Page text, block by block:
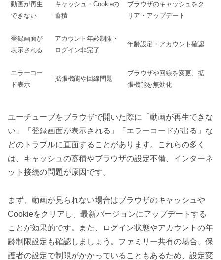
動画が再生
できない
キャッシュ・Cookieの
蓄積
ブラウザのキャッシュをク
リア・アップデート
登録画面が
表示される
アカウント年齢制限・
ログイン非完了
年齢設定・アカウント確認
エラーコー
ド表示
拡張機能や回線問題
ブラウザや回線を変更、拡
張機能を無効化
ユーチューブをブラウザで開いた際に「動画が再生できな
い」「登録画面が表示される」「エラーコードが出る」な
どのトラブルに直面することがあります。これらの多く
は、キャッシュの蓄積やブラウザの設定不備、インターネ
ット接続の問題が原因です。
まず、動画が見られない場合はブラウザのキャッシュや
Cookieをクリアし、最新バージョンにアップデートする
ことが効果的です。また、ログイン状態やアカウントの年
齢制限設定も確認しましょう。ファミリー共有の場合、保
護者の設定で制限がかかっていることもあるため、設定変